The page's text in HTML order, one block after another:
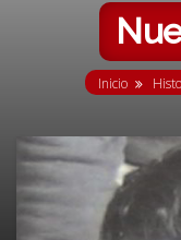
Inicio